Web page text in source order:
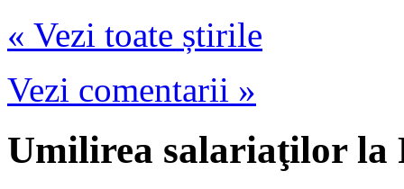
« Vezi toate știrile
Vezi comentarii »
Umilirea salariaţilor la